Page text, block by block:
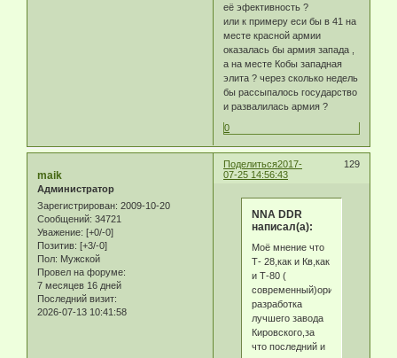
её эфективность ?
или к примеру еси бы в 41 на
месте красной армии
оказалась бы армия запада ,
а на месте Кобы западная
элита ? через сколько недель
бы рассыпалось государство
и развалилась армия ?
0
Поделиться 129
2017-
07-25 14:56:43
maik
Администратор
Зарегистрирован: 2009-10-20
Сообщений: 34721
Уважение: [+0/-0]
Позитив: [+3/-0]
Пол: Мужской
Провел на форуме:
7 месяцев 16 дней
Последний визит:
2026-07-13 10:41:58
NNA DDR
написал(а):
Моё мнение что
Т- 28,как и Кв,как
и Т-80 (
современный)оригинальная
разработка
лучшего завода
Кировского,за
что последний и